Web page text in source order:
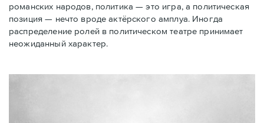
романских народов, политика — это игра, а политическая
позиция — нечто вроде актёрского амплуа. Иногда
распределение ролей в политическом театре принимает
неожиданный характер.